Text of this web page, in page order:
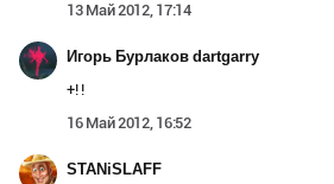
13 Май 2012, 17:14
Игорь Бурлаков dartgarry
+! !
16 Май 2012, 16:52
STANiSLAFF